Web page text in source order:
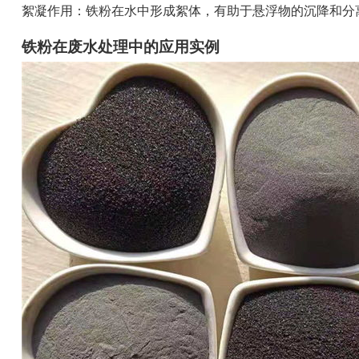
絮凝作用：铁粉在水中形成絮体，有助于悬浮物的沉降和分
铁粉在废水处理中的应用实例